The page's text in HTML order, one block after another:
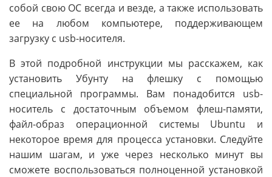
собой свою ОС всегда и везде, а также использовать
ее на любом компьютере, поддерживающем
загрузку с usb-носителя.
В этой подробной инструкции мы расскажем, как
установить Убунту на флешку с помощью
специальной программы. Вам понадобится usb-
носитель с достаточным объемом флеш-памяти,
файл-образ операционной системы Ubuntu и
некоторое время для процесса установки. Следуйте
нашим шагам, и уже через несколько минут вы
сможете воспользоваться полноценной установкой